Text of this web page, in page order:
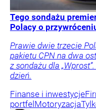
Tego sondażu
Polacy o
Prawie dwie trzecie
pakietu CPN na dwa
z sondażu dla
dzień.
Finanse i inwestycje
portfel Motoryzacja